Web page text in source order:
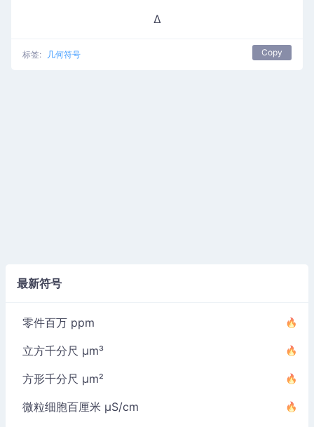
∆
标签: 几何符号 Copy
最新符号
零件百万 ppm
立方千分尺 µm³
方形千分尺 µm²
微粒细胞百厘米 µS/cm